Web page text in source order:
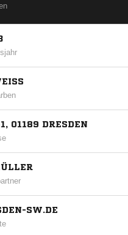
01189 DRESDEN
SW.DE